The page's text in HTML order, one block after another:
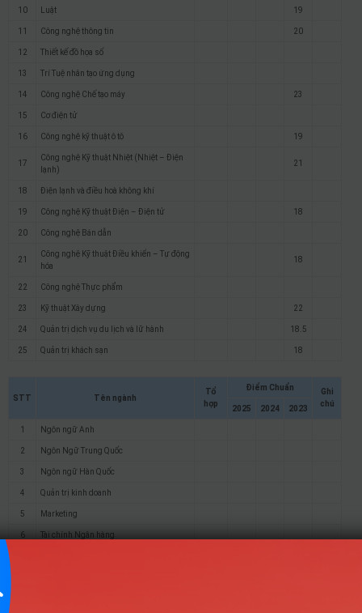
10 Luật 19
11 Công nghệ thông tin 20
12 Thiết kế đồ họa số
13 Trí Tuệ nhân tạo ứng dụng
14 Công nghệ Chế tạo máy 23
15 Cơ điện tử
16 Công nghệ kỹ thuật ô tô 19
17
Công nghệ Kỹ thuật Nhiệt (Nhiệt – Điện
lạnh)
21
18 Điện lạnh và điều hoà không khí
19 Công nghệ Kỹ thuật Điện – Điện tử 18
20 Công nghệ Bán dẫn
21
Công nghệ Kỹ thuật Điều khiển – Tự động
hóa
18
22 Công nghệ Thực phẩm
23 Kỹ thuật Xây dựng 22
24 Quản trị dịch vụ du lịch và lữ hành 18.5
25 Quản trị khách sạn 18
STT Tên ngành
Tổ
hợp
Điểm Chuẩn
Ghi
chú
2025 2024 2023
1 Ngôn ngữ Anh
2 Ngôn Ngữ Trung Quốc
3 Ngôn ngữ Hàn Quốc
4 Quản trị kinh doanh
5 Marketing
6 Tài chính Ngân hàng